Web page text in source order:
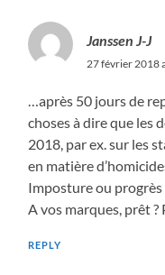
Janssen J-J
27 février 2018
…après 50 jours de
choses à dire que les
2018, par ex. sur les
en matière
Imposture ou progrès
A vos marques, prêt ?
REPLY